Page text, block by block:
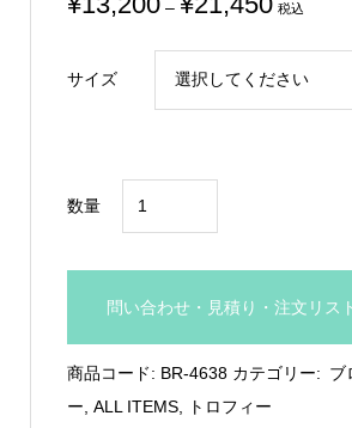
– 税込
サイズ
数量
神
ズ：
問い合わせ・見積り・注文リス
商品コード: BR-4638 カテゴリー: ブ
ー ALL ITEMS, トロフィー